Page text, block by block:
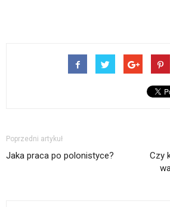
Poprzedni artykuł
Jaka praca po polonistyce?
Czy